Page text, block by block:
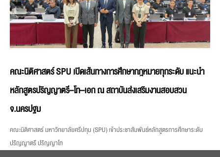
คณะนิติศาสตร์ SPU เปิดเส้นทางการศึกษากฎหมายทุกระดับ แนะนำ
หลักสูตรปริญญาตรี–โท–เอก ณ สถาบันส่งเสริมงานสอบสวน
จ.นครปฐม
คณะนิติศาสตร์ มหาวิทยาลัยศรีปทุม (SPU) เข้าประชาสัมพันธ์หลักสูตรการศึกษาระดับ
ปริญญาตรี ปริญญาโท